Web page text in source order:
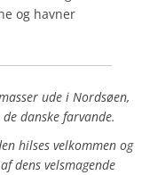
og havner
ude i Nordsøen,
danske farvande.
hilses velkommen og
dens velsmagende